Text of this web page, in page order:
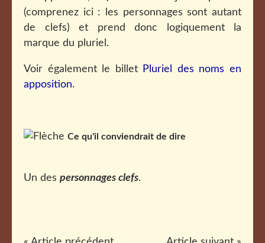
(comprenez ici : les personnages sont autant
de clefs) et prend donc logiquement la
marque du pluriel.
Voir également le billet
Pluriel des noms en
apposition.
Ce qu'il conviendrait de dire
Un des personnages clefs.